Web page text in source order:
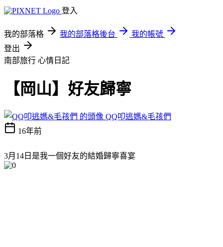
登入
我的部落格 我的部落格後台
我的帳號
登出
南部旅行 心情日記
【岡山】好友歸寧
QQ叩逃媽&毛孩們
16年前
3月14日是我一個好友的結婚歸寧喜宴